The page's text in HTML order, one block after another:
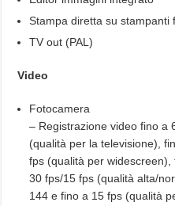
Stampa diretta su stampanti
TV out (PAL)
Video
Fotocamera
– Registrazione video fino a
(qualità per la televisione),
fps (qualità per
30 fps/15 fps (qualità alta/
144 e fino a 15 fps (qualità